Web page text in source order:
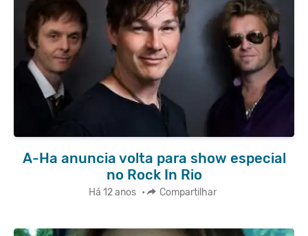
A-Ha anuncia volta para show especial
no Rock In Rio
Há 12 anos • Compartilhar